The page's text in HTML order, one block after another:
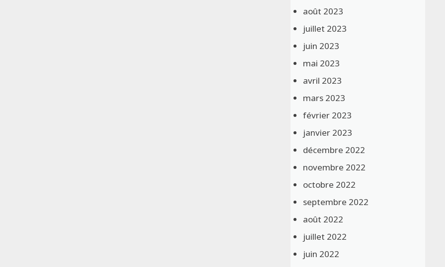
août 2023
juillet 2023
juin 2023
mai 2023
avril 2023
mars 2023
février 2023
janvier 2023
décembre 2022
novembre 2022
octobre 2022
septembre 2022
août 2022
juillet 2022
juin 2022